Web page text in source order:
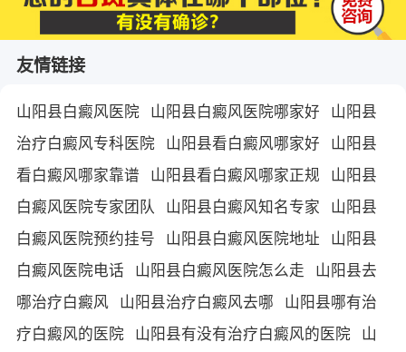
友情链接
山阳县白癜风医院 山阳县白癜风医院哪家好 山阳县
治疗白癜风专科医院 山阳县看白癜风哪家好 山阳县
看白癜风哪家靠谱 山阳县看白癜风哪家正规 山阳县
白癜风医院专家团队
山阳县白癜风知名专家 山阳县
白癜风医院预约挂号 山阳县白癜风医院地址 山阳县
白癜风医院电话 山阳县白癜风医院怎么走 山阳县去
哪治疗白癜风 山阳县治疗白癜风去哪 山阳县哪有治
疗白癜风的医院 山阳县有没有治疗白癜风的医院 山